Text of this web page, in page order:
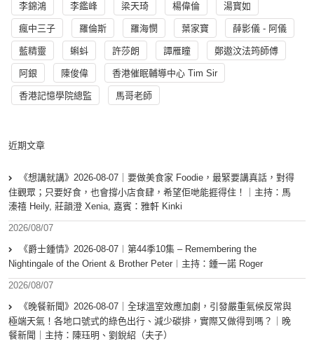
李錦鴻 李鑑峰 梁天琦 楊偉倫 湯寳如
瘋中三子 羅倫斯 羅海憫 葉家寶 薛影儀 - 阿儀
藍精靈 蝌蚪 許莎朗 譚雁瞳 鄭遨汶法筠師傅
阿銀 陳俊偉 香港催眠輔導中心 Tim Sir
香港記憶學院總監 馬哥老師
近期文章
《想講就講》2026-08-07｜要做美食家 Foodie，最緊要講真話，對得
住觀眾；只要好食，也會撐小店食肆，希望佢哋能捱得住！｜主持：馬
溱禧 Heily, 莊韻澄 Xenia, 嘉賓：雅軒 Kinki
2026/08/07
《爵士鍾情》2026-08-07︱第44季10集 – Remembering the
Nightingale of the Orient & Brother Peter︱主持：鍾一諾 Roger
2026/08/07
《晚餐新聞》2026-08-07｜全球溫室效應加劇，引發嚴重氣候反常與
極端天氣！各地口號式的綠色出行、減少碳排，實際又做得到嗎？｜晚
餐新聞｜主持：陳珏明、劉銳紹（夫子）